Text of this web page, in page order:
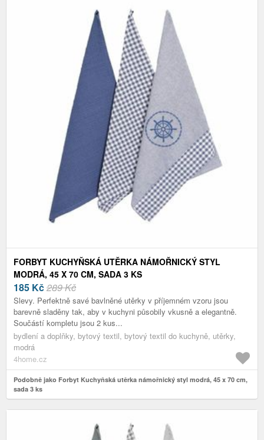
FORBYT KUCHYŇSKÁ UTĚRKA NÁMOŘNICKÝ STYL
MODRÁ, 45 X 70 CM, SADA 3 KS
185 Kč289 Kč
Slevy. Perfektně savé bavlněné utěrky v příjemném vzoru jsou
barevně sladěny tak, aby v kuchyni působily vkusně a elegantně.
Součástí kompletu jsou 2 kus...
bydlení a doplňky, bytový textil, bytový textil do kuchyně, utěrky,
modrá
4home.cz
Podobně jako Forbyt Kuchyňská utěrka námořnický styl modrá, 45 x 70 cm,
sada 3 ks